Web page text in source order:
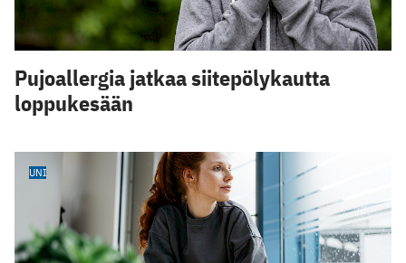
Pujoallergia jatkaa siitepölykautta
loppukesään
UNI